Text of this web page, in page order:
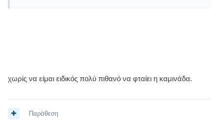
χωρίς να είμαι ειδικός πολύ πιθανό να φταίει η καμινάδα.
Παράθεση